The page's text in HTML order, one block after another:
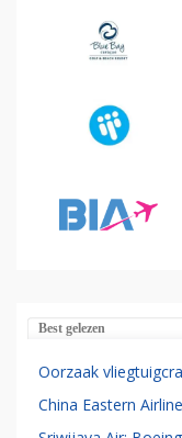
Best gelezen
Oorzaak
China Eastern